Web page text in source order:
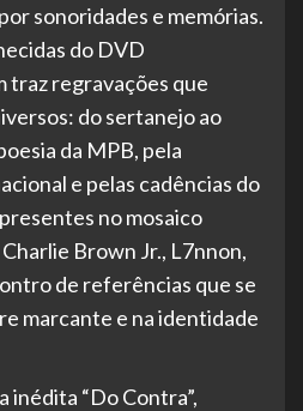
sonoridades e memórias.
do DVD
traz regravações que
do sertanejo ao
da MPB, pela
e pelas cadências do
no mosaico
Brown Jr., L7nnon,
de referências que se
marcante e na identidade
inédita “Do Contra”,